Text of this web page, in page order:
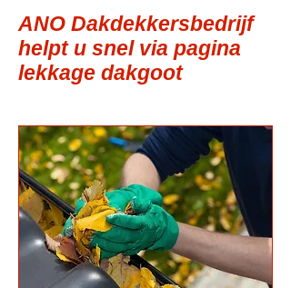
ANO Dakdekkersbedrijf
helpt u snel via pagina
lekkage dakgoot